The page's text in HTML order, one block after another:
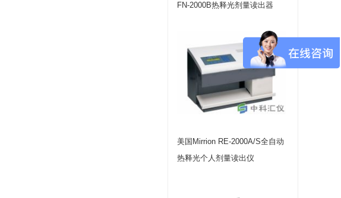
FN-2000B热释光剂量读出器
美国Mirrion RE-2000A/S全自动
热释光个人剂量读出仪